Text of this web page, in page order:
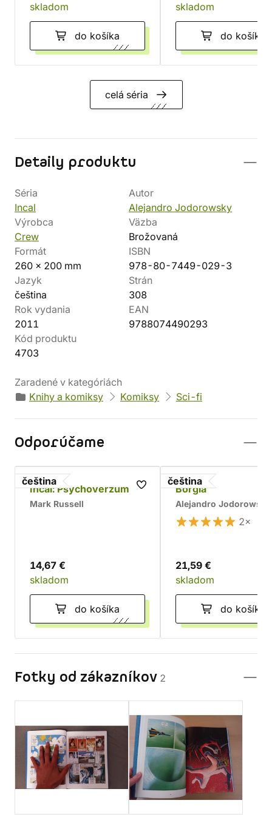
skladom
do košíka
skladom
do košíka
celá séria
Detaily produktu
Séria
Incal
Autor
Alejandro Jodorowsky
Výrobca
Crew
Väzba
Brožovaná
Formát
260 x 200 mm
ISBN
978-80-7449-029-3
Jazyk
čeština
Strán
308
Rok vydania
2011
EAN
9788074490293
Kód produktu
4703
Zaradené v kategóriách
Knihy a komiksy
Komiksy Sci-fi
Odporúčame
čeština
Incal: Psychoverzum
Mark Russell
14,67 €
skladom
do košíka
čeština
Borgia
Alejandro Jodorowsky
2×
21,59 €
skladom
do košíka
Fotky od zákazníkov 2